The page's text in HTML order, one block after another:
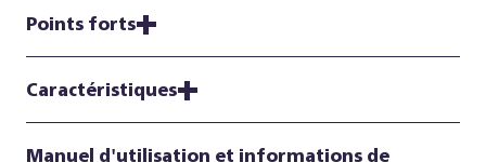
Points forts
Caractéristiques
Manuel d'utilisation et informations de